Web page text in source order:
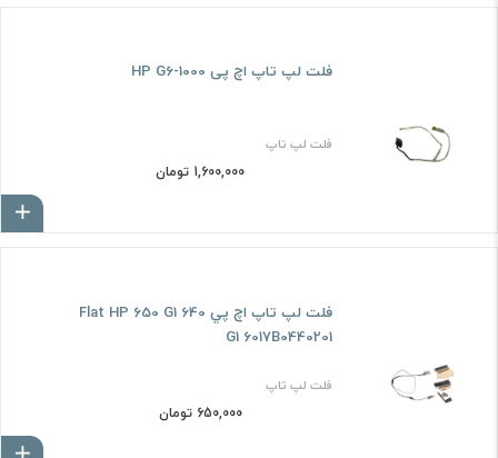
فلت لپ تاپ اچ پی HP G6-1000
فلت لپ تاپ
1,600,000 تومان
فلت لپ تاپ اچ پي Flat HP 650 G1 640
G1 6017B0440201
فلت لپ تاپ
650,000 تومان